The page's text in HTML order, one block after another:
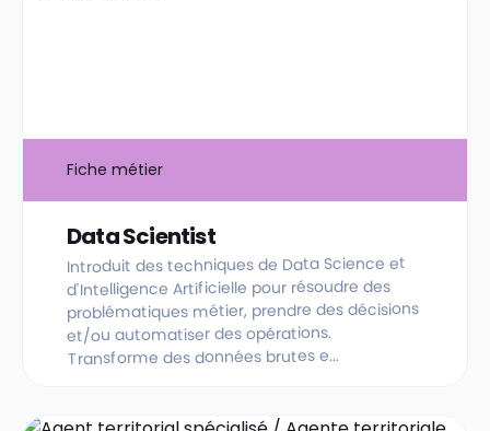
Fiche métier
Data Scientist
Introduit des techniques de Data Science et
d'Intelligence Artificielle pour résoudre des
problématiques métier, prendre des décisions
et/ou automatiser des opérations.
Transforme des données brutes e...